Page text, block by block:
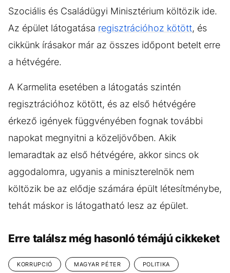
Szociális és Családügyi Minisztérium költözik ide.
Az épület látogatása regisztrációhoz kötött, és
cikkünk írásakor már az összes időpont betelt erre
a hétvégére.
A Karmelita esetében a látogatás szintén
regisztrációhoz kötött, és az első hétvégére
érkező igények függvényében fognak további
napokat megnyitni a közeljövőben. Akik
lemaradtak az első hétvégére, akkor sincs ok
aggodalomra, ugyanis a miniszterelnök nem
költözik be az elődje számára épült létesítménybe,
tehát máskor is látogatható lesz az épület.
Erre találsz még hasonló témájú cikkeket
KORRUPCIÓ MAGYAR PÉTER POLITIKA